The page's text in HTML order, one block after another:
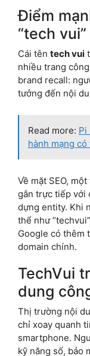
Điểm
“tech vui”
Cái tên tech vui
nhiều trang
brand recall:
tưởng đến nội
Read more: Pi
hành mạng
Về mặt SEO,
gắn trực tiếp với
dựng entity. Khi
thể như
Google có thêm
domain chính.
TechVui
dung
Thị trường nội
chỉ xoay quanh
smartphone.
kỹ năng số, bảo